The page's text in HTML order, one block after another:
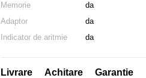
Memorie
da
Adaptor
da
Indicator de aritmie
da
Livrare Achitare
Garantie